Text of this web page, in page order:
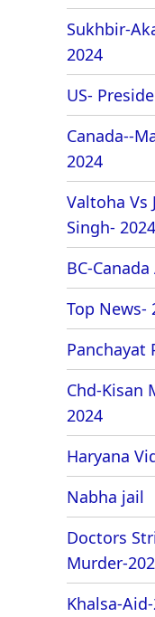
Sukhbir-
2024
US-
Canada--
2024
Valtoha Vs
Singh- 2024
BC-
Top News-
Panchayat
Chd-Kisan
2024
Haryana
Nabha jail
Doctors
Murder-
Khalsa-